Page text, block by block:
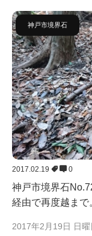
神戸市境界石
2017.02.19 0
神戸市境界石
経由で再度越まで
2017年2月19日 日